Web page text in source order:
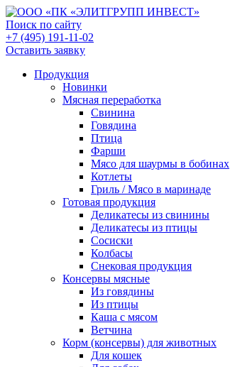
Поиск по сайту
+7 (495) 191-11-02
Оставить заявку
Продукция
Новинки
Мясная переработка
Свинина
Говядина
Птица
Фарши
Мясо для шаурмы в бобинах
Котлеты
Гриль / Мясо в маринаде
Готовая продукция
Деликатесы из свинины
Деликатесы из птицы
Сосиски
Колбасы
Снековая продукция
Консервы мясные
Из говядины
Из птицы
Каша с мясом
Ветчина
Корм (консервы) для животных
Для кошек